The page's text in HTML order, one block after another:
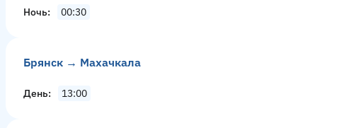
Ночь 00:30
Брянск → Махачкала
День 13:00